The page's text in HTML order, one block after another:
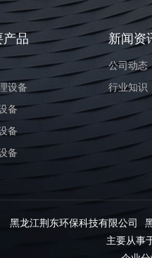
产品
设备
备
备
备
新闻资
公司动态
行业知识
黑龙江荆东环保科技有限公司
主要从事